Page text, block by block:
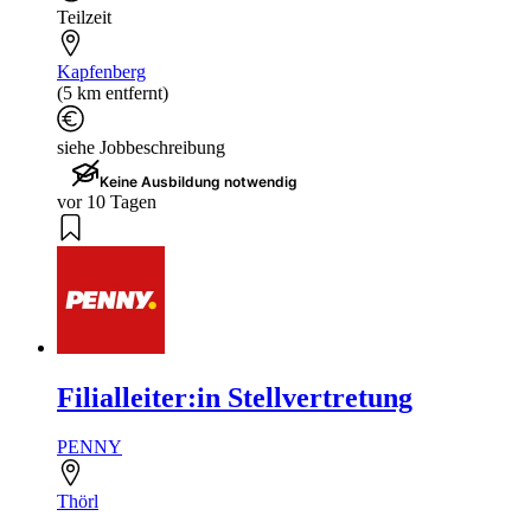
Teilzeit
Kapfenberg
(5 km entfernt)
siehe Jobbeschreibung
Keine Ausbildung notwendig
vor 10 Tagen
Filialleiter:in Stellvertretung
PENNY
Thörl